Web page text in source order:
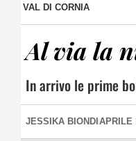
VAL DI CORNIA
Al via la
In arrivo le prime
JESSIKA BIONDI APRILE